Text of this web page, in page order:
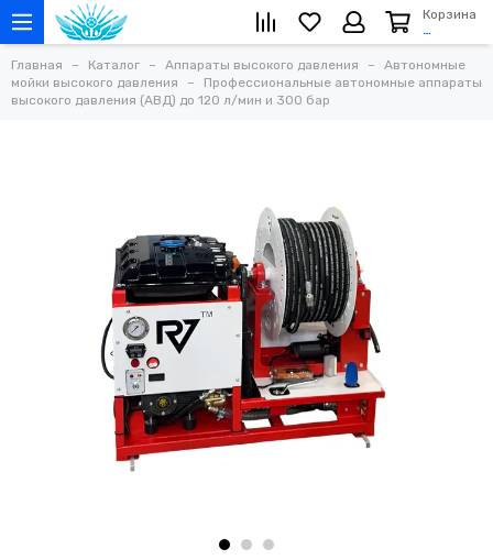
Корзина
…
Главная Каталог Аппараты высокого давления
Автономные
мойки высокого давления
Профессиональные автономные аппараты
высокого давления (АВД) до 120 л/мин и 300 бар